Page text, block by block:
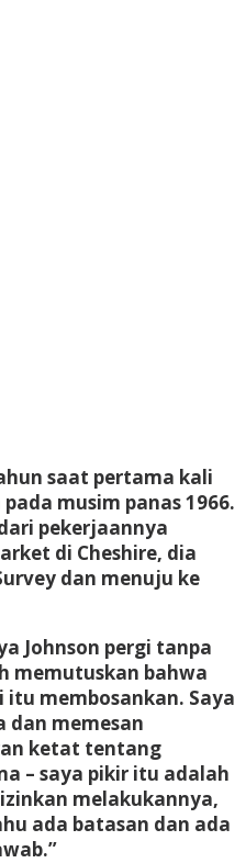
saat pertama kali
musim panas 1966.
pekerjaannya
di Cheshire, dia
dan menuju ke
Johnson pergi tanpa
memutuskan bahwa
membosankan. Saya
dan memesan
ketat tentang
– saya pikir itu adalah
melakukannya,
ada batasan dan ada